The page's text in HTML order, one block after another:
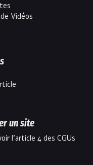
Vidéos
un site
l'article 4 des CGUs